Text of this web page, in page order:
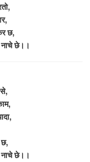
छ,
नाचे छे।।
छ,
नाचे छे।।